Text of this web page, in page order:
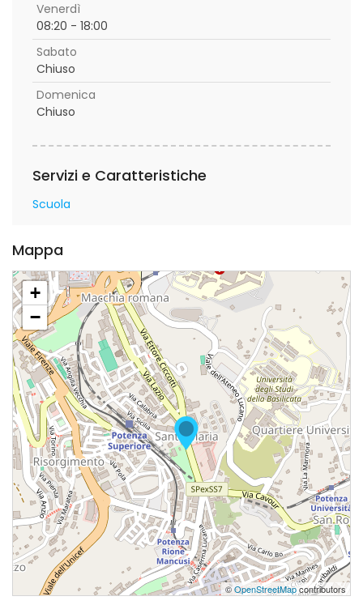
Venerdì
08:20 - 18:00
Sabato
Chiuso
Domenica
Chiuso
Servizi e Caratteristiche
Scuola
Mappa
+
−
©OpenStreetMapcontributors